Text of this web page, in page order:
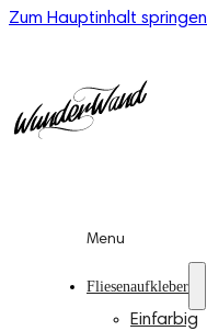
Zum Hauptinhalt springen
Menu
Fliesenaufkleber
Einfarbig